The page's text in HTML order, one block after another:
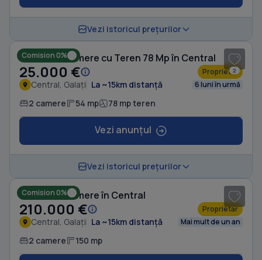
Vezi istoricul prețurilor
2
Comision 0%
Casă cu 2 camere cu Teren 78 Mp în Central
25.000 € Proprietar
Central, Galați La ~15km distanță 6 luni în urmă
2 camere 54 mp 78 mp teren
Vezi anunțul
Vezi istoricul prețurilor
Comision 0%
Casă cu 2 camere în Central
210.000 € Proprietar
Central, Galați La ~15km distanță Mai mult de un an
2 camere 150 mp